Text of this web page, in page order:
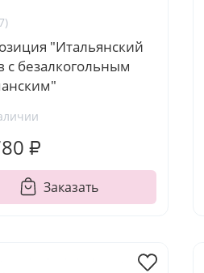
"Итальянский
с безалкогольным
₽
Заказать